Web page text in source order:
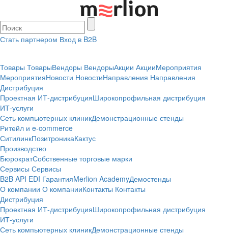
Стать партнером Вход в B2B
Товары ТоварыВендоры ВендорыАкции АкцииМероприятия
МероприятияНовости НовостиНаправления Направления
Дистрибуция
Проектная ИТ-дистрибуцияШирокопрофильная дистрибуция
ИТ-услуги
Сеть компьютерных клиникДемонстрационные стенды
Ритейл и e-commerce
СитилинкПозитроникаКактус
Производство
БюрократСобственные торговые марки
Сервисы Сервисы
B2B API EDI ГарантияMerlion AcademyДемостенды
О компании О компанииКонтакты Контакты
Дистрибуция
Проектная ИТ-дистрибуцияШирокопрофильная дистрибуция
ИТ-услуги
Сеть компьютерных клиникДемонстрационные стенды